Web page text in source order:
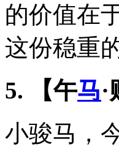
的价值在
这份稳重
5. 【午马
小骏马，